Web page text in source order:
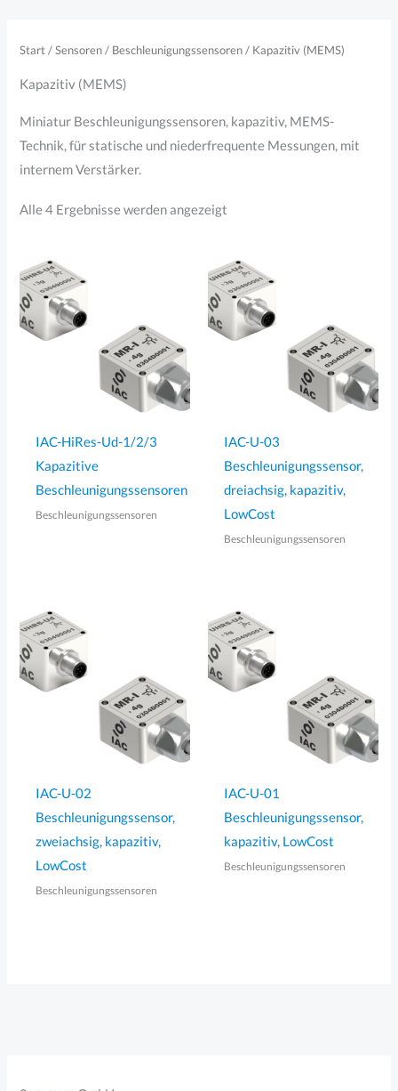
springen
Start /Sensoren/ Beschleunigungssensoren/ Kapazitiv (MEMS)
Kapazitiv (MEMS)
Miniatur Beschleunigungssensoren, kapazitiv, MEMS-
Technik, für statische und niederfrequente Messungen, mit
internem Verstärker.
Alle 4 Ergebnisse werden angezeigt
IAC-HiRes-Ud-1/2/3
Kapazitive
Beschleunigungssensoren
Beschleunigungssensoren
IAC-U-03
Beschleunigungssensor,
dreiachsig, kapazitiv,
LowCost
Beschleunigungssensoren
IAC-U-02
Beschleunigungssensor,
zweiachsig, kapazitiv,
LowCost
Beschleunigungssensoren
IAC-U-01
Beschleunigungssensor,
kapazitiv, LowCost
Beschleunigungssensoren